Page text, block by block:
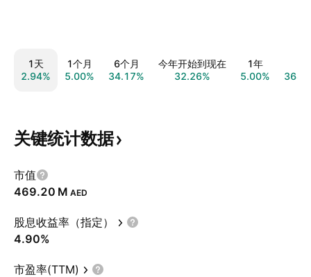
1天
2.94%
1个月
5.00%
6个月
34.17%
今年开始到现在
32.26%
1年
5.00%
关键统计数据
市值
‪469.20 M‬ AED
股息收益率（指定）
4.90%
市盈率(TTM)